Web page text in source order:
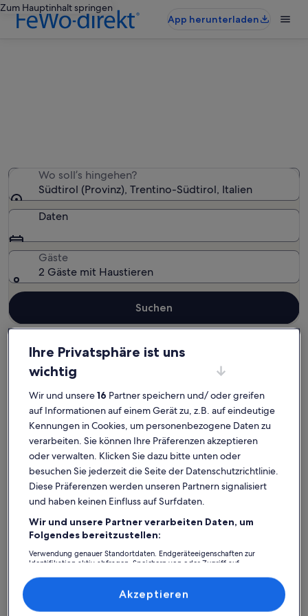
Zum Hauptinhalt springen
App herunterladen
Wo soll’s hingehen?
Südtirol (Provinz), Trentino-Südtirol, Italien
Daten
Gäste
2 Gäste mit Haustieren
Suchen
Trentino-Südtirol
Haustierfreundliche Ferienunterkünfte in Südtirol
Südtirol – beliebte Städte
Meran Kastelruth
Südtirol: Entdecke
haustierfreundliche
Ihre Privatsphäre ist uns
wichtig
Wir und unsere16 Partner speichern und/ oder greifen
auf Informationen auf einem Gerät zu, z.B. auf eindeutige
Kennungen in Cookies, um personenbezogene Daten zu
verarbeiten. Sie können Ihre Präferenzen akzeptieren
oder verwalten. Klicken Sie dazu bitte unten oder
besuchen Sie jederzeit die Seite der Datenschutzrichtlinie.
Diese Präferenzen werden unseren Partnern signalisiert
und haben keinen Einfluss auf Surfdaten.
Wir und unsere Partner verarbeiten Daten, um
Folgendes bereitzustellen:
Verwendung genauer Standortdaten. Endgeräteeigenschaften zur
Identifikation aktiv abfragen. Speichern von oder Zugriff auf
Inhalte, Messung von Werbeleistung und der Performance von Inhalten,
Zielgruppenforschung sowie Entwicklung und Verbesserung von
Akzeptieren